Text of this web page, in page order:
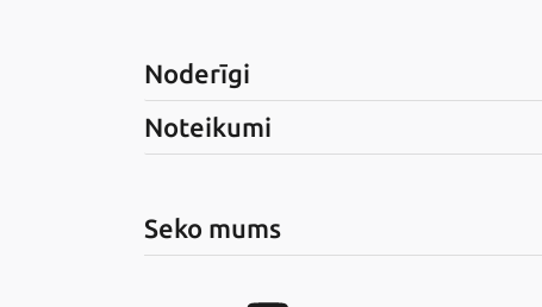
Noderīgi
Noteikumi
Seko mums